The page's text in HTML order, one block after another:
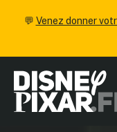
💬 Venez donner